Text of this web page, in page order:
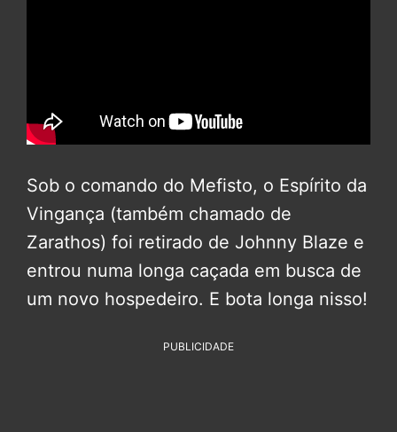
Sob o comando do Mefisto, o Espírito da
Vingança (também chamado de
Zarathos) foi retirado de Johnny Blaze e
entrou numa longa caçada em busca de
um novo hospedeiro. E bota longa nisso!
PUBLICIDADE